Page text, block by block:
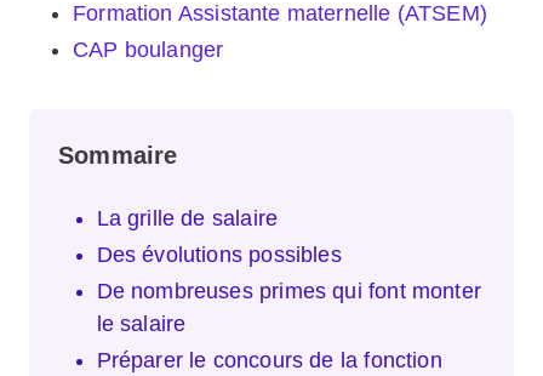
Formation Assistante maternelle (ATSEM)
CAP boulanger
Sommaire
La grille de salaire
Des évolutions possibles
De nombreuses primes qui font monter
le salaire
Préparer le concours de la fonction